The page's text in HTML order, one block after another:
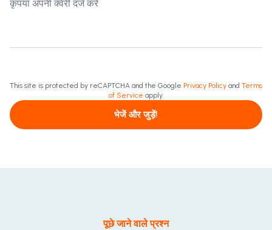
This site is protected by reCAPTCHA and the Google Privacy Policy and Terms
of Service apply.
भेजें और जुड़ें!
पूछे जाने वाले प्रश्न